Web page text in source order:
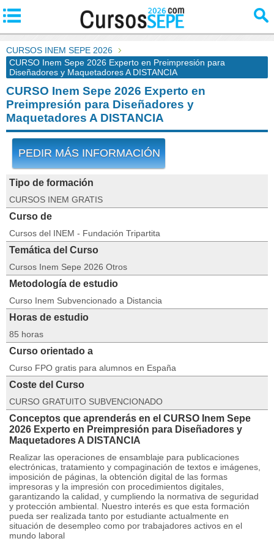
CURSOS INEM SEPE 2026
CURSO Inem Sepe 2026 Experto en Preimpresión para
Diseñadores y Maquetadores A DISTANCIA
CURSO Inem Sepe 2026 Experto en
Preimpresión para Diseñadores y
Maquetadores A DISTANCIA
PEDIR MÁS INFORMACIÓN
Tipo de formación
CURSOS INEM GRATIS
Curso de
Cursos del INEM - Fundación Tripartita
Temática del Curso
Cursos Inem Sepe 2026 Otros
Metodología de estudio
Curso Inem Subvencionado a Distancia
Horas de estudio
85 horas
Curso orientado a
Curso FPO gratis para alumnos en España
Coste del Curso
CURSO GRATUITO SUBVENCIONADO
Conceptos que aprenderás en el CURSO Inem Sepe
2026 Experto en Preimpresión para Diseñadores y
Maquetadores A DISTANCIA
Realizar las operaciones de ensamblaje para publicaciones
electrónicas, tratamiento y compaginación de textos e imágenes,
imposición de páginas, la obtención digital de las formas
impresoras y la impresión con procedimientos digitales,
garantizando la calidad, y cumpliendo la normativa de seguridad
y protección ambiental. Nuestro interés es que esta formación
pueda ser realizada tanto por estudiante actualmente en
situación de desempleo como por trabajadores activos en el
mundo laboral